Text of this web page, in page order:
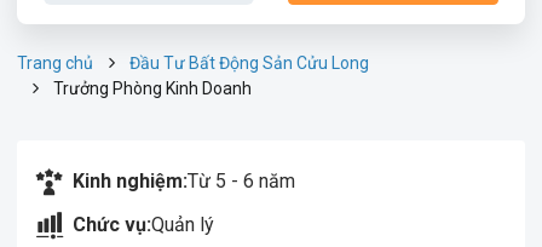
Trang chủ
Đầu Tư Bất Động Sản Cửu Long
Trưởng Phòng Kinh Doanh
Kinh nghiệm:Từ 5 - 6 năm
Chức vụ:Quản lý